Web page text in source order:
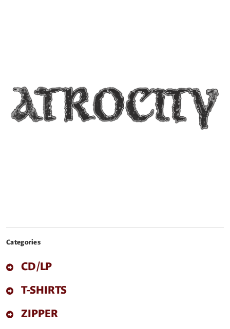
Categories
CD/LP
T-SHIRTS
ZIPPER